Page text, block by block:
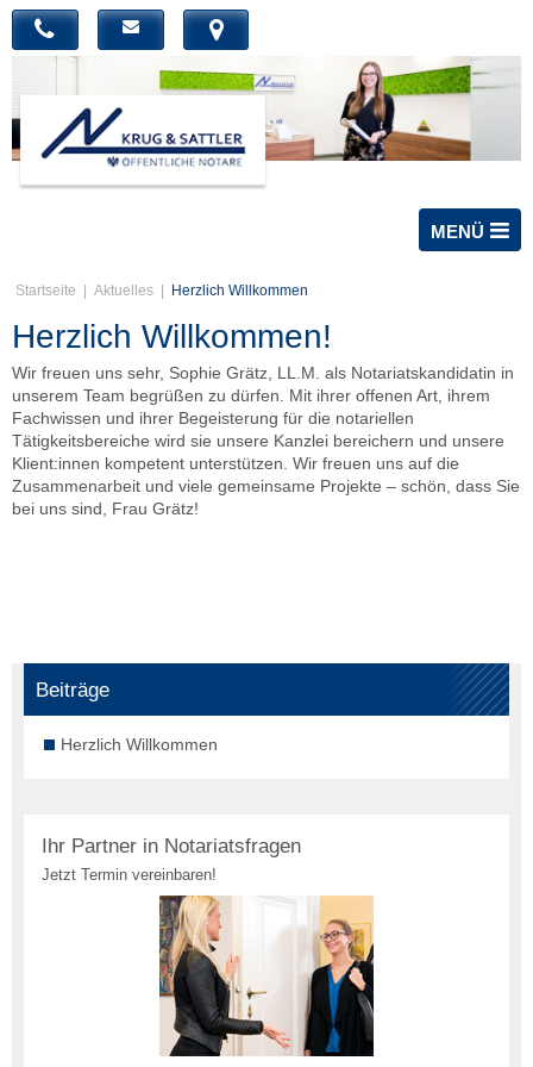
MENÜ
Kanzlei
Leistungen
Service
Aktuelles
Kontakt
Startseite Aktuelles Herzlich Willkommen
Herzlich Willkommen!
Wir freuen uns sehr, Sophie Grätz, LL.M. als Notariatskandidatin in
unserem Team begrüßen zu dürfen. Mit ihrer offenen Art, ihrem
Fachwissen und ihrer Begeisterung für die notariellen
Tätigkeitsbereiche wird sie unsere Kanzlei bereichern und unsere
Klient:innen kompetent unterstützen. Wir freuen uns auf die
Zusammenarbeit und viele gemeinsame Projekte – schön, dass Sie
bei uns sind, Frau Grätz!
Beiträge
Herzlich Willkommen
Ihr Partner in Notariatsfragen
Jetzt Termin vereinbaren!